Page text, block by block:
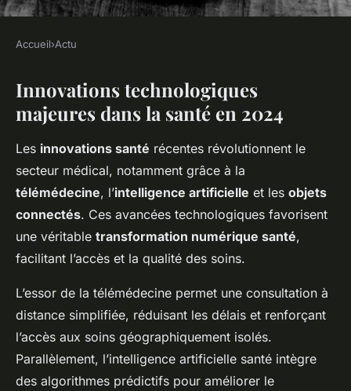
Quelles innovations
transforment le secteur de la
santé aujourd'hui ?
Léonie 30 avril 2025 • 6 min de lecture
Accueil›Actu
Innovations technologiques
majeures dans la santé en 2024
Les innovations santé récentes révolutionnent le
secteur médical, notamment grâce à la
télémédecine, l’intelligence artificielle et les objets
connectés. Ces avancées technologiques favorisent
une véritable transformation numérique santé,
facilitant l’accès et la qualité des soins.
L’essor de la télémédecine permet une consultation à
distance simplifiée, réduisant les délais et renforçant
l’accès aux soins géographiquement isolés.
Parallèlement, l’intelligence artificielle santé intègre
des algorithmes prédictifs pour améliorer le